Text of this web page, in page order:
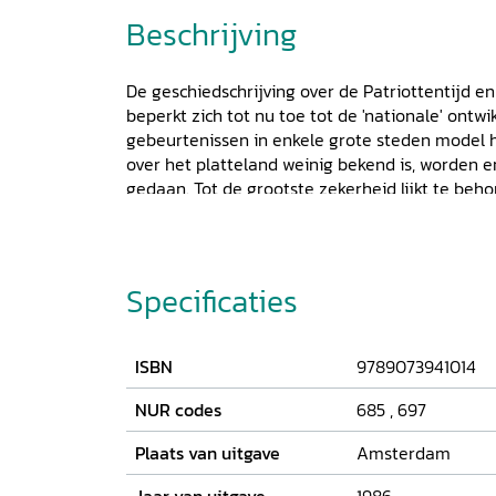
Beschrijving
De geschiedschrijving over de Patriottentijd
beperkt zich tot nu toe tot de 'nationale'
gebeurtenissen in enkele grote steden model
over het platteland weinig bekend is, worden
gedaan. Tot de grootste zekerheid lijkt te
plattelandsbevolking in overgrote
hand van een onderzoek naar drie ten
meer zicht te krijgen op de rol van het
Wat betreft de Patriottentijd (1780-1787) richt
dorpen van betekenis was, hoe de aanhang
strata was verdeeld, welke de motieven
partijen aan te sluiten, welke doelen de
nastreefden, hoe de partijen georganiseerd
tussen lokale en landelijke
Franse tijd staat centraal in hoeverre er vanaf
Specificaties
ISBN
9789073941014
NUR codes
685 ,697
Plaats van uitgave
Amsterdam